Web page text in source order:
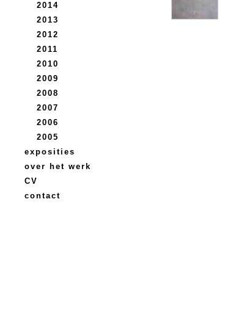
2014
2013
2012
2011
2010
2009
2008
2007
2006
2005
exposities
over het werk
CV
contact